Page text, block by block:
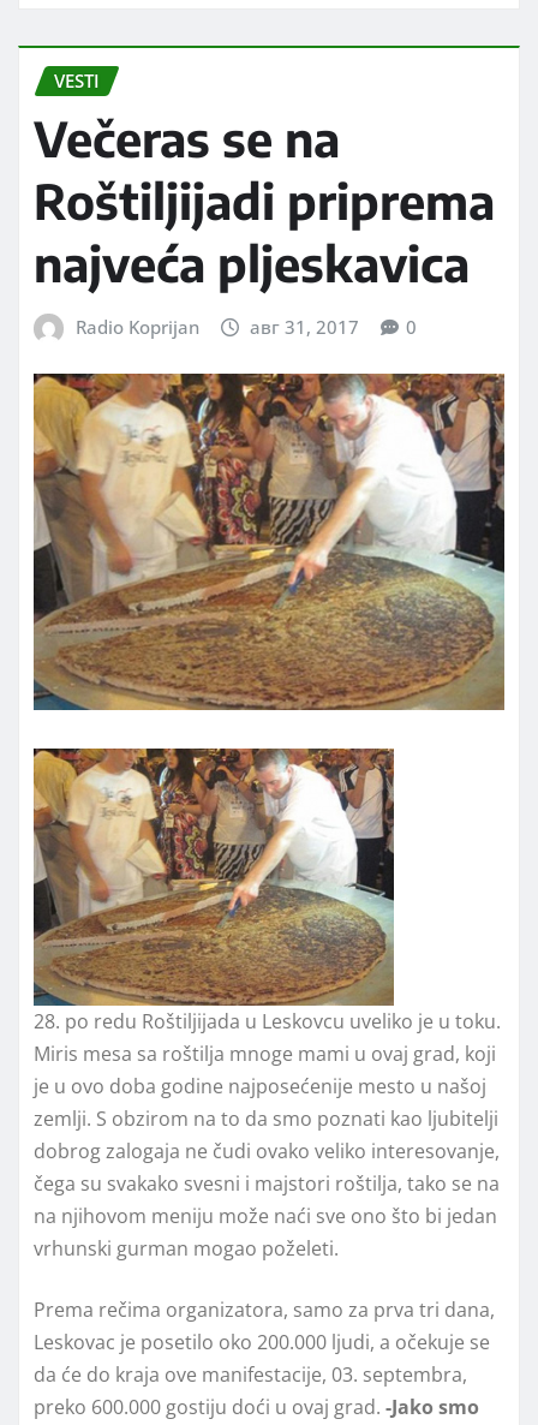
VESTI
Večeras se na
Roštiljijadi priprema
najveća pljeskavica
Radio Koprijan авг 31, 2017 0
28. po redu Roštiljijada u Leskovcu uveliko je u toku.
Miris mesa sa roštilja mnoge mami u ovaj grad, koji
je u ovo doba godine najposećenije mesto u našoj
zemlji. S obzirom na to da smo poznati kao ljubitelji
dobrog zalogaja ne čudi ovako veliko interesovanje,
čega su svakako svesni i majstori roštilja, tako se na
na njihovom meniju može naći sve ono što bi jedan
vrhunski gurman mogao poželeti.
Prema rečima organizatora, samo za prva tri dana,
Leskovac je posetilo oko 200.000 ljudi, a očekuje se
da će do kraja ove manifestacije, 03. septembra,
preko 600.000 gostiju doći u ovaj grad. -Jako smo